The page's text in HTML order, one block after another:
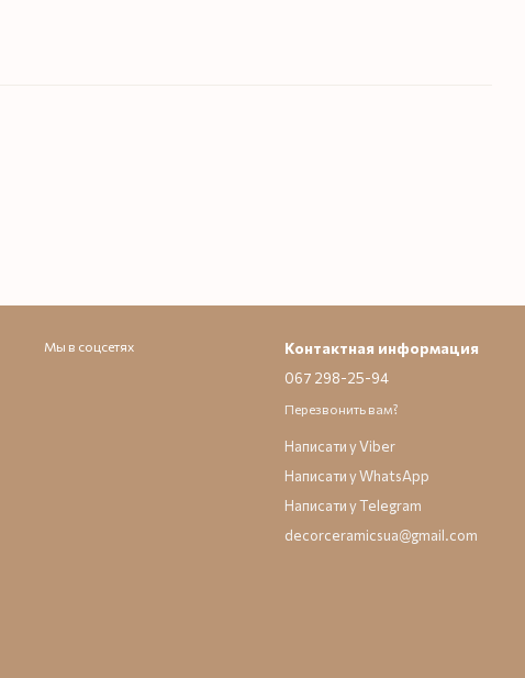
Мы в соцсетях Контактная информация
067 298-25-94
Перезвонить вам?
Написати у Viber
Написати у WhatsApp
Написати у Telegram
decorceramicsua@gmail.com